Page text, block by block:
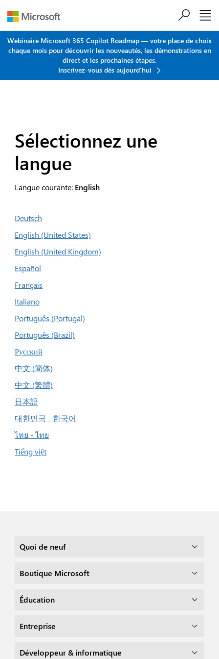
Webinaire Microsoft 365 Copilot Roadmap — votre place de choix
chaque mois pour découvrir les nouveautés, les démonstrations en
direct et les prochaines étapes.
Inscrivez-vous dès aujourd'hui
Sélectionnez une
langue
Langue courante: English
Deutsch
English (United States)
English (United Kingdom)
Español
Français
Italiano
Português (Portugal)
Português (Brazil)
Русский
中文 (简体)
中文 (繁體)
日本語
대한민국 - 한국어
ไทย - ไทย
Tiếng việt
Quoi de neuf
Boutique Microsoft
Éducation
Entreprise
Développeur & informatique